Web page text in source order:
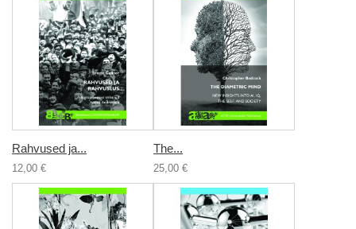
Rahvused ja...
12,00 €
The...
25,00 €